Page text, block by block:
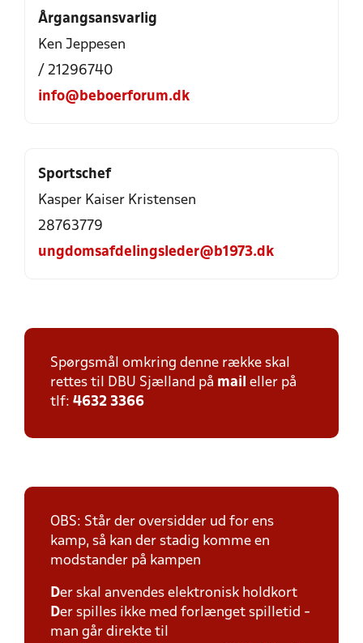
Årgangsansvarlig
Ken Jeppesen
/ 21296740
info@beboerforum.dk
Sportschef
Kasper Kaiser Kristensen
28763779
ungdomsafdelingsleder@b1973.dk
Spørgsmål omkring denne række skal
rettes til DBU Sjælland på mail eller på
tlf: 4632 3366
OBS: Står der oversidder ud for ens
kamp, så kan der stadig komme en
modstander på kampen
Der skal anvendes elektronisk holdkort
Der spilles ikke med forlænget spilletid -
man går direkte til